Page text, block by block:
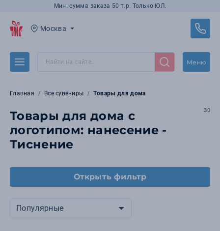
Мин. сумма заказа 50 т.р. Только ЮЛ.
Москва
Меню
Главная Все сувениры Товары для дома
Товары для дома с
логотипом: нанесение -
Тиснение
30
Открыть фильтр
Популярные